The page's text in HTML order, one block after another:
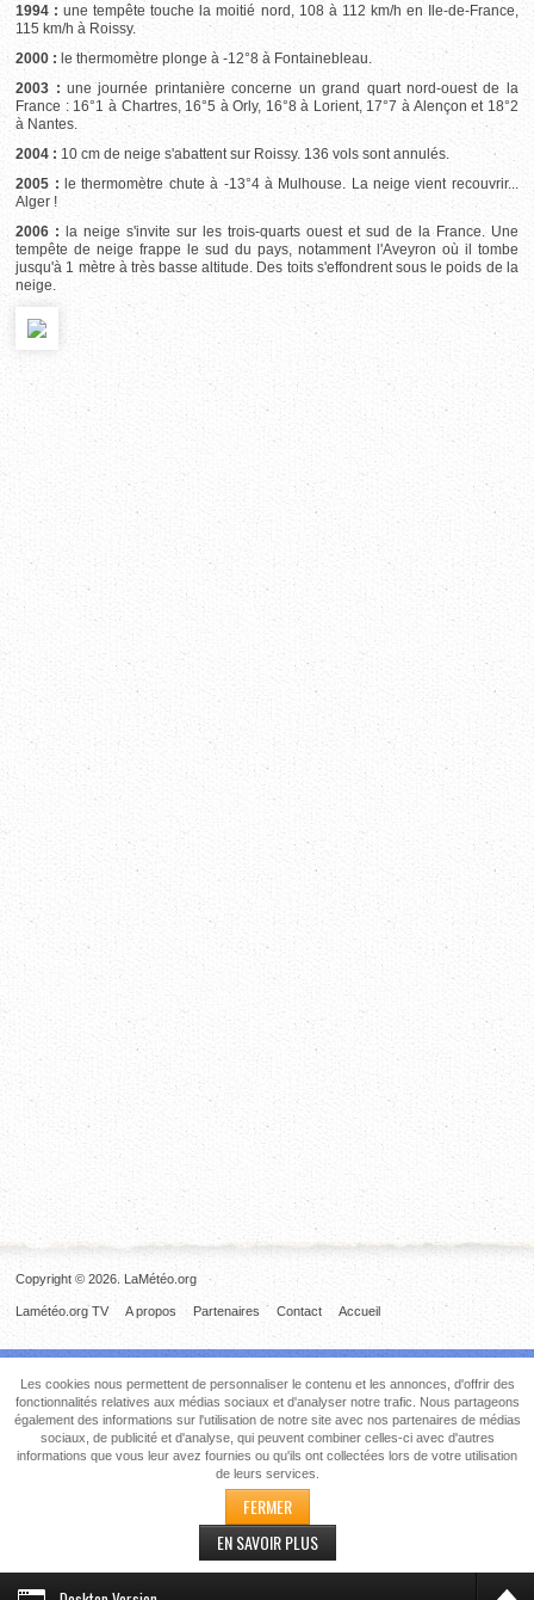
1994 : une tempête touche la moitié nord, 108 à 112 km/h en Ile-de-France,
115 km/h à Roissy.
2000 : le thermomètre plonge à -12°8 à Fontainebleau.
2003 : une journée printanière concerne un grand quart nord-ouest de la
France : 16°1 à Chartres, 16°5 à Orly, 16°8 à Lorient, 17°7 à Alençon et 18°2
à Nantes.
2004 : 10 cm de neige s'abattent sur Roissy. 136 vols sont annulés.
2005 : le thermomètre chute à -13°4 à Mulhouse. La neige vient recouvrir...
Alger !
2006 : la neige s'invite sur les trois-quarts ouest et sud de la France. Une
tempête de neige frappe le sud du pays, notamment l'Aveyron où il tombe
jusqu'à 1 mètre à très basse altitude. Des toits s'effondrent sous le poids de la
neige.
Copyright © 2026. LaMétéo.org
Accueil
Contact
Partenaires
A propos
Lamétéo.org TV
Les cookies nous permettent de personnaliser le contenu et les annonces, d'offrir des
fonctionnalités relatives aux médias sociaux et d'analyser notre trafic. Nous partageons
également des informations sur l'utilisation de notre site avec nos partenaires de médias
sociaux, de publicité et d'analyse, qui peuvent combiner celles-ci avec d'autres
informations que vous leur avez fournies ou qu'ils ont collectées lors de votre utilisation
de leurs services.
FERMER
EN SAVOIR PLUS